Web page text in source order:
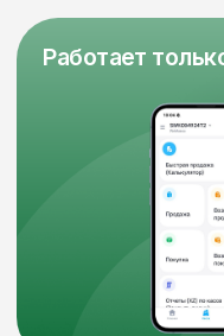
Удобно для тех, кто
работает на выезде